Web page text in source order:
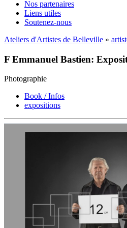
Nos partenaires
Liens utiles
Soutenez-nous
Ateliers d'Artistes de Belleville »
F Emmanuel Bastien:
Photographie
Book / Infos
expositions